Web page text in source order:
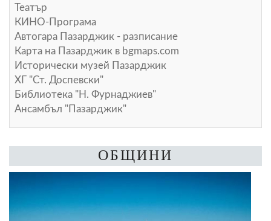
Театър
КИНО-Програма
Автогара Пазарджик - разписание
Карта на Пазарджик в bgmaps.com
Исторически музей Пазарджик
ХГ "Ст. Доспевски"
Библиотека "Н. Фурнаджиев"
Ансамбъл "Пазарджик"
ОБЩИНИ